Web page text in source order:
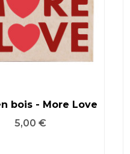
bois - More Love
Prix
5,00 €
LE PRODUIT